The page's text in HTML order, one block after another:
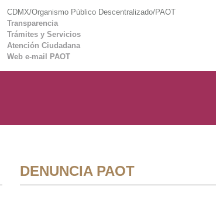
CDMX/Organismo Público Descentralizado/PAOT
Transparencia
Trámites y Servicios
Atención Ciudadana
Web e-mail PAOT
DENUNCIA PAOT